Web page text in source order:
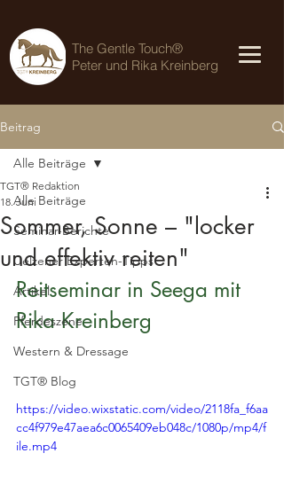
The Gentle Touch®
Peter und Rika Kreinberg
Beitrag
Alle Beiträge
Seminar-Berichte
Uelzener Experten-Tipps
Artikel
Pferdeszene
Western & Dressage
TGT® Blog
Alle Beiträge
Sommer, Sonne – "locker
und effektiv reiten"
TGT® Redaktion
18. Juni
Reitseminar in Seega mit
Rika Kreinberg
https://video.wixstatic.com/video/2118fa_f6aa
cc4f979e47aea6c0065409eb048c/1080p/mp4/f
ile.mp4